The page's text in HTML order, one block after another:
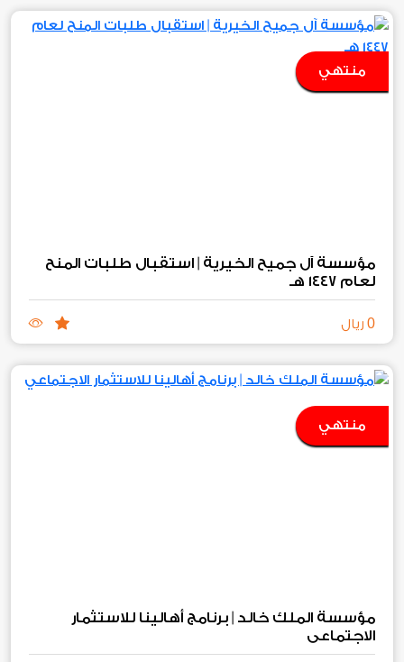
منتهي
مؤسسة آل جميح الخيرية | استقبال طلبات المنح
لعام ١٤٤٧ هـ
0 ريال
منتهي
مؤسسة الملك خالد | برنامج أهالينا للاستثمار
الاجتماعي